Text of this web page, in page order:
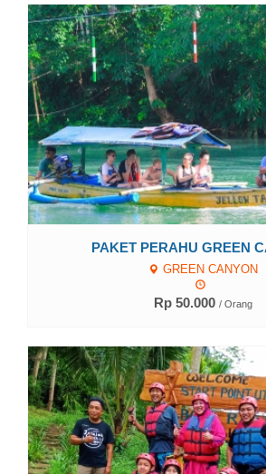
PAKET PERAHU GREEN
GREEN CANYON
Rp 50.000 / Orang